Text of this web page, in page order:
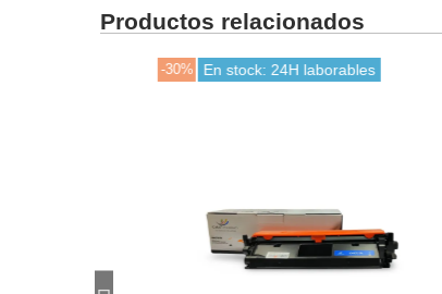
Productos relacionados
En stock: 24H laborables